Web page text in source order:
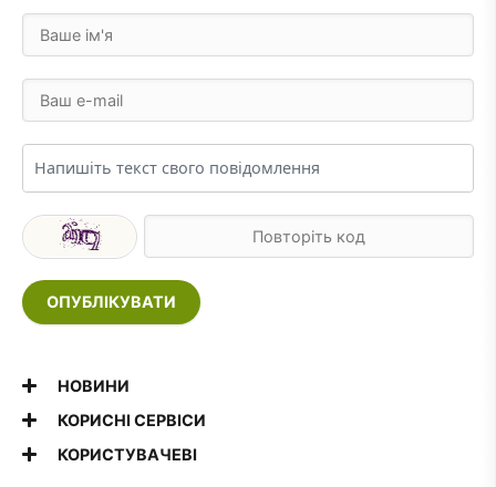
ОПУБЛІКУВАТИ
НОВИНИ
КОРИСНІ СЕРВІСИ
КОРИСТУВАЧЕВІ